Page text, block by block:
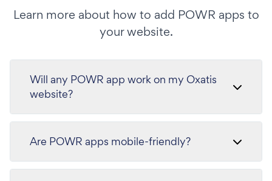
Learn more about how to add POWR apps to
your website.
Will any POWR app work on my Oxatis
website?
Are POWR apps mobile-friendly?